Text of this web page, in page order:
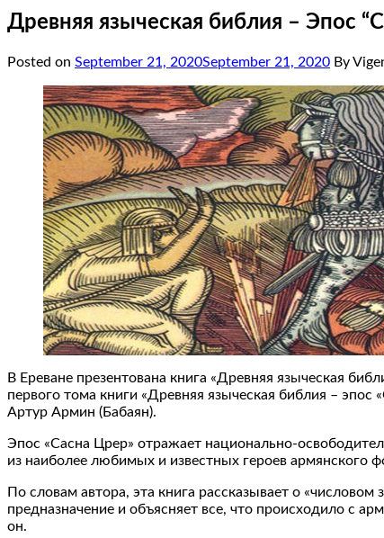
Древняя языческая библия – Эпос
Posted on September 21, 2020September 21, 2020 By
В Ереване презентована книга «Древняя языческая
первого тома книги «Древняя языческая библия –
Артур Армин (Бабаян).
Эпос «Сасна Црер» отражает национально-
из наиболее любимых и известных героев армянского
По словам автора, эта книга рассказывает о
предназначение и объясняет все, что происходило с
он.